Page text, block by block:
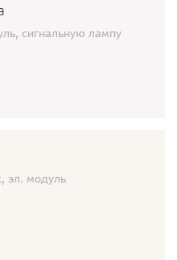
сигнальную лампу
эл. модуль